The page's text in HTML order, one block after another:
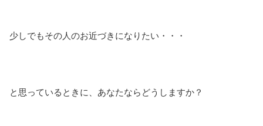
少しでもその人のお近づきになりたい・・・
と思っているときに、あなたならどうしますか？